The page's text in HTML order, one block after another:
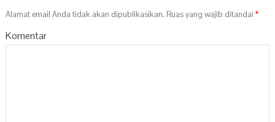
Alamat email Anda tidak akan dipublikasikan. Ruas yang wajib ditandai*
Komentar